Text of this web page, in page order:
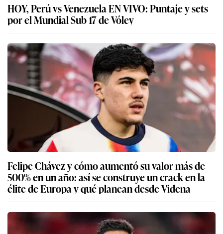
HOY, Perú vs Venezuela EN VIVO: Puntaje y sets
por el Mundial Sub 17 de Vóley
Felipe Chávez y cómo aumentó su valor más de
500% en un año: así se construye un crack en la
élite de Europa y qué planean desde Videna